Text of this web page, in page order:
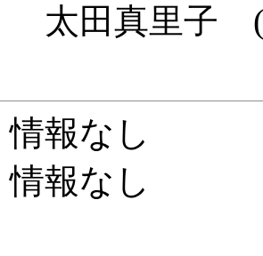
里子 (公社
報なし
報なし